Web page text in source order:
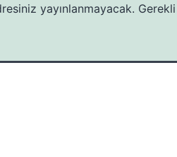
yayınlanmayacak.